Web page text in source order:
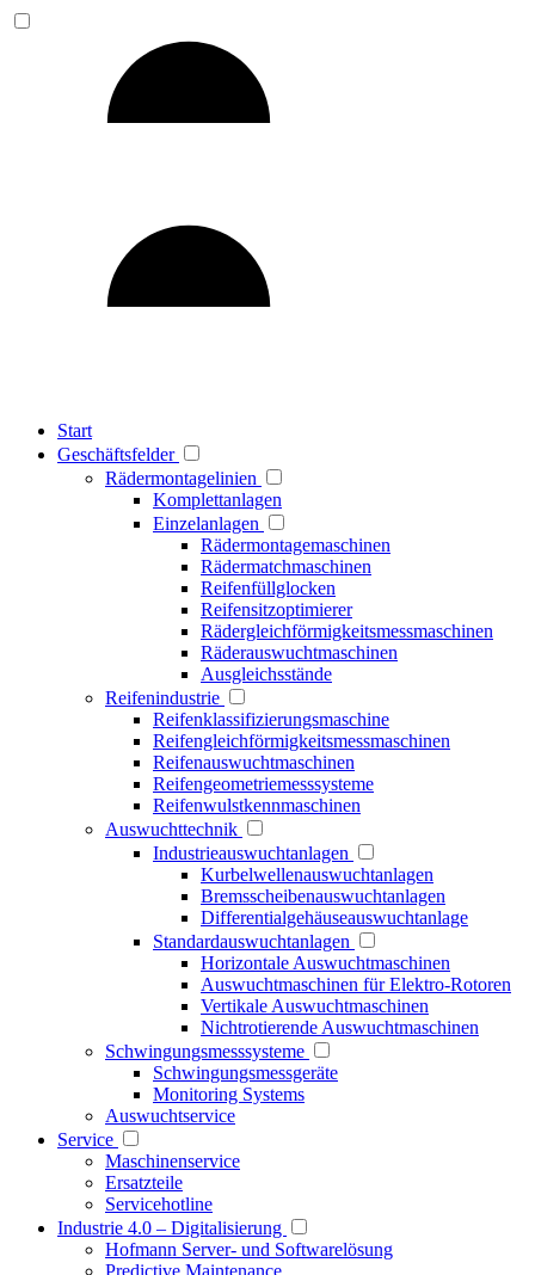
Start
Geschäftsfelder
Rädermontagelinien
Komplettanlagen
Einzelanlagen
Rädermontagemaschinen
Rädermatchmaschinen
Reifenfüllglocken
Reifensitzoptimierer
Rädergleichförmigkeitsmessmaschinen
Räderauswuchtmaschinen
Ausgleichsstände
Reifenindustrie
Reifenklassifizierungsmaschine
Reifengleichförmigkeitsmessmaschinen
Reifenauswuchtmaschinen
Reifengeometriemesssysteme
Reifenwulstkennmaschinen
Auswuchttechnik
Industrieauswuchtanlagen
Kurbelwellenauswuchtanlagen
Bremsscheibenauswuchtanlagen
Differentialgehäuseauswuchtanlage
Standardauswuchtanlagen
Horizontale Auswuchtmaschinen
Auswuchtmaschinen für Elektro-Rotoren
Vertikale Auswuchtmaschinen
Nichtrotierende Auswuchtmaschinen
Schwingungsmesssysteme
Schwingungsmessgeräte
Monitoring Systems
Auswuchtservice
Service
Maschinenservice
Ersatzteile
Servicehotline
Industrie 4.0 – Digitalisierung
Hofmann Server- und Softwarelösung
Predictive Maintenance